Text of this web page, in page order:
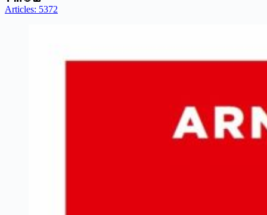
Articles: 5372